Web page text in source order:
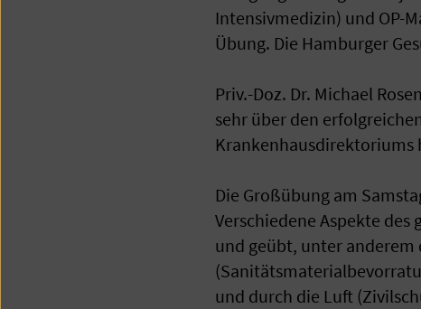
Intensivmedizin) und OP-
Übung. Die Hamburger
Priv.-Doz. Dr. Michael
sehr über den
Krankenhausdirektoriums
Die Großübung am
Verschiedene Aspekte
und geübt, unter
und durch die Luft